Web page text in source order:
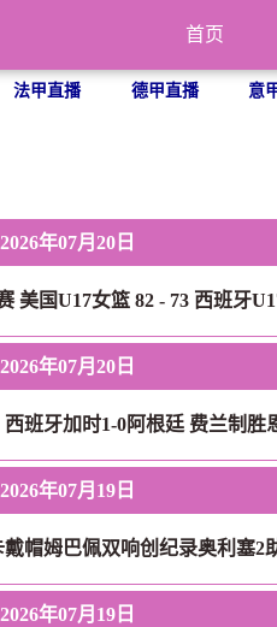
首页
法甲直播 德甲直播 意
2026年07月20日
美国U17女篮 82 - 73 西班牙
2026年07月20日
班牙加时1-0阿根廷 费兰制胜
2026年07月19日
帽姆巴佩双响创纪录奥利塞2
2026年07月19日